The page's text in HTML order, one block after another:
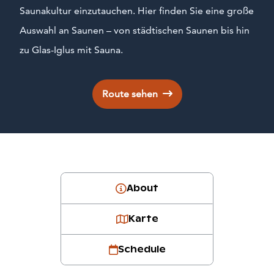
Saunakultur einzutauchen. Hier finden Sie eine große
Auswahl an Saunen – von städtischen Saunen bis hin
zu Glas-Iglus mit Sauna.
Route sehen
About
Karte
Schedule